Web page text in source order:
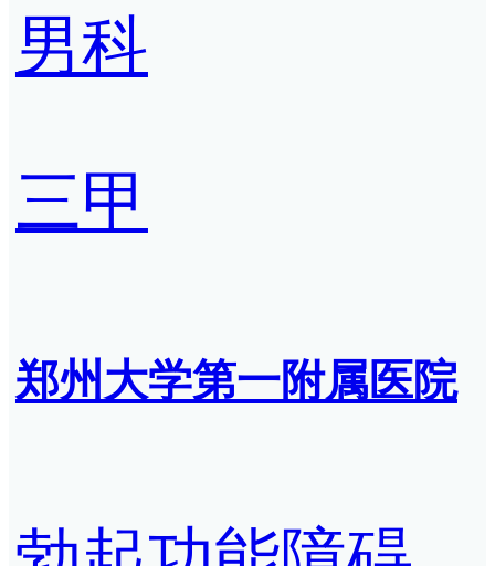
男科
三甲
郑州大学第一附属医院